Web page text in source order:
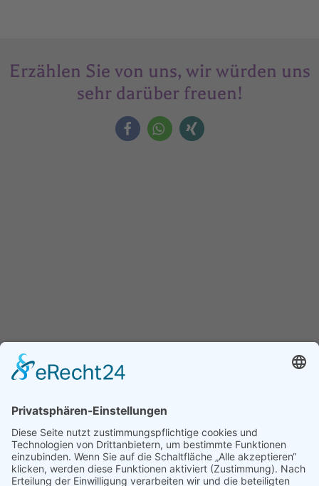
Erzählen Sie von uns, wir würden uns
sehr darüber freuen!